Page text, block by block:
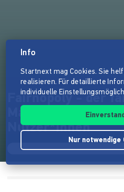
Fairnopoly - der
Marktplatz in Hand
Nutzer*innen
Info
Startnext mag Cookies. Sie
realisieren. Für detaillierte
individuelle
Nur notwendige